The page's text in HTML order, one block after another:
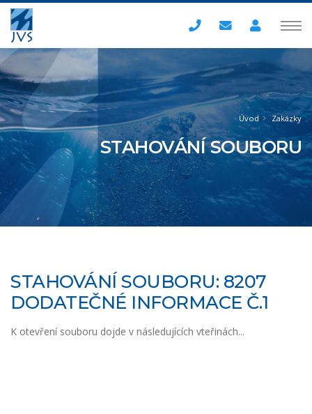
Úvod Zakázky
STAHOVÁNÍ SOUBORU
STAHOVÁNÍ SOUBORU: 8207
DODATEČNÉ INFORMACE Č.1
K otevření souboru dojde v následujících vteřinách...